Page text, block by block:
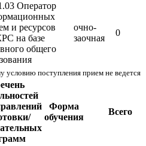
Оператор
и ресурсов
на базе
общего
очно-
заочная
0
условию поступления прием не ведется
Форма
обучения
Всего